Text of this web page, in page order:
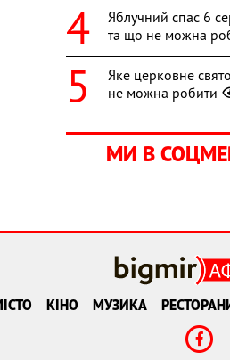
Яблучний спас 6
та що не можна
Яке церковне
не можна робити
МИ В
КІНО МУЗИКА